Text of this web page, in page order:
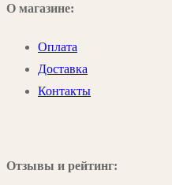
О магазине:
Оплата
Доставка
Контакты
Отзывы и рейтинг: